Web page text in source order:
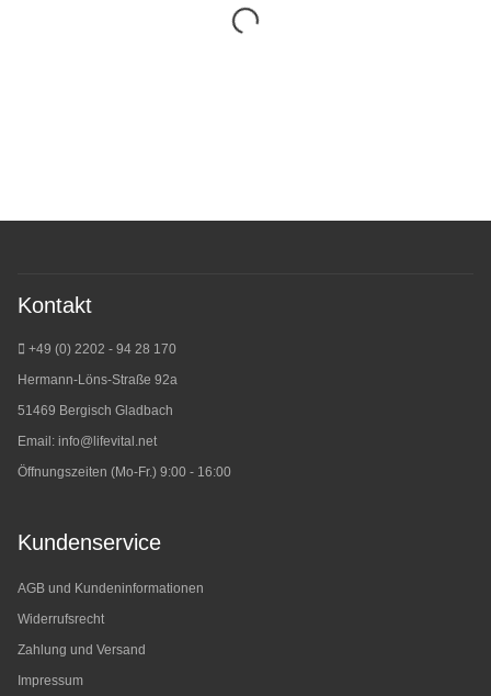
Kontakt
+49 (0) 2202 - 94 28 170
Hermann-Löns-Straße 92a
51469 Bergisch Gladbach
Email: info@lifevital.net
Öffnungszeiten (Mo-Fr.) 9:00 - 16:00
Kundenservice
AGB und Kundeninformationen
Widerrufsrecht
Zahlung und Versand
Impressum